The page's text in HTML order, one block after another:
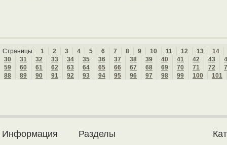
Страницы: 1 2 3 4 5 6 7 8 9 10 11 12 13
14
30
31 32 33 34 35 36 37 38 39 40 41 42 43
59
60 61 62 63 64 65 66 67 68 69 70 71 72
88
89 90 91 92 93 94 95 96 97 98 99 100 101
Информация Разделы